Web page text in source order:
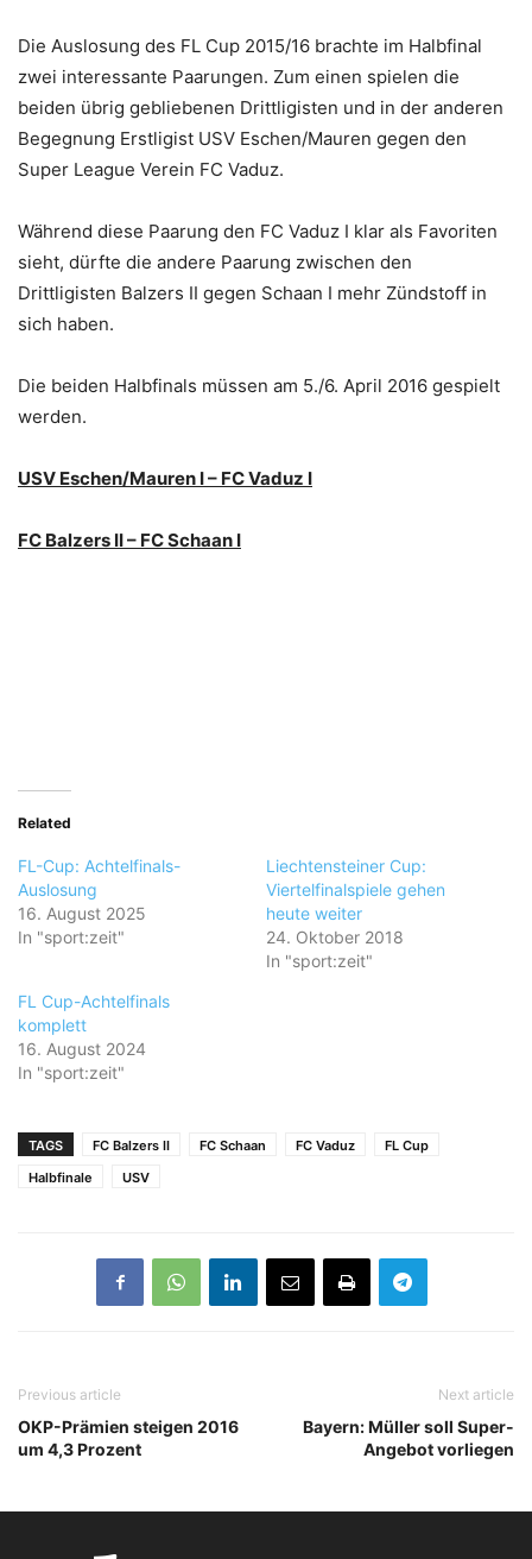
Die Auslosung des FL Cup 2015/16 brachte im Halbfinal
zwei interessante Paarungen. Zum einen spielen die
beiden übrig gebliebenen Drittligisten und in der anderen
Begegnung Erstligist USV Eschen/Mauren gegen den
Super League Verein FC Vaduz.
Während diese Paarung den FC Vaduz I klar als Favoriten
sieht, dürfte die andere Paarung zwischen den
Drittligisten Balzers II gegen Schaan I mehr Zündstoff in
sich haben.
Die beiden Halbfinals müssen am 5./6. April 2016 gespielt
werden.
USV Eschen/Mauren I – FC Vaduz I
FC Balzers II – FC Schaan I
Related
FL-Cup: Achtelfinals-
Auslosung
16. August 2025
In "sport:zeit"
Liechtensteiner Cup:
Viertelfinalspiele gehen
heute weiter
24. Oktober 2018
In "sport:zeit"
FL Cup-Achtelfinals
komplett
16. August 2024
In "sport:zeit"
TAGS FC Balzers II FC Schaan FC Vaduz
FL Cup
Halbfinale
USV
Previous article
OKP-Prämien steigen 2016
um 4,3 Prozent
Next article
Bayern: Müller soll Super-
Angebot vorliegen